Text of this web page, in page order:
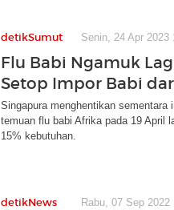
detikSumut Senin, 24 Apr 2023
Flu Babi Ngamuk
Setop Impor Babi
Singapura menghentikan sementara
temuan flu babi Afrika pada 19 April
15% kebutuhan.
detikNews Rabu, 07 Sep 2022